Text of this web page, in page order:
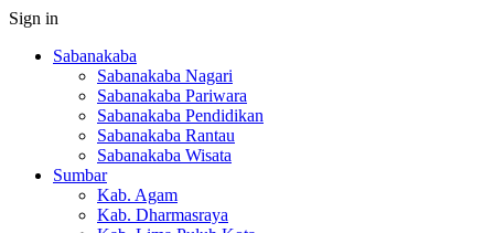
Sign in
Sabanakaba
Sabanakaba Nagari
Sabanakaba Pariwara
Sabanakaba Pendidikan
Sabanakaba Rantau
Sabanakaba Wisata
Sumbar
Kab. Agam
Kab. Dharmasraya